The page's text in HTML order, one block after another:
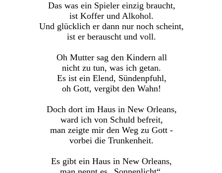
Das was ein Spieler einzig braucht,
ist Koffer und Alkohol.
Und glücklich er dann nur noch scheint,
ist er berauscht und voll.
Oh Mutter sag den Kindern all
nicht zu tun, was ich getan.
Es ist ein Elend, Sündenpfuhl,
oh Gott, vergibt den Wahn!
Doch dort im Haus in New Orleans,
ward ich von Schuld befreit,
man zeigte mir den Weg zu Gott -
vorbei die Trunkenheit.
Es gibt ein Haus in New Orleans,